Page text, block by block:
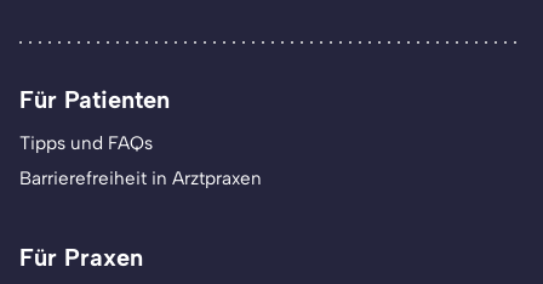
Für Patienten
Tipps und FAQs
Barrierefreiheit in Arztpraxen
Für Praxen